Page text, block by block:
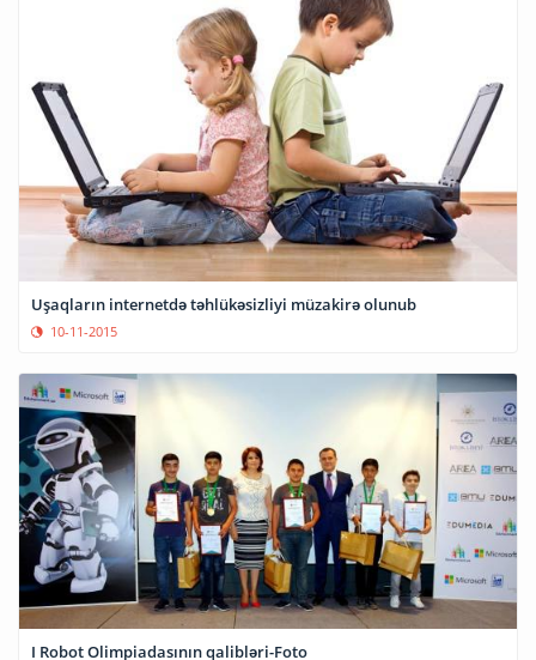
Uşaqların internetdə təhlükəsizliyi müzakirə olunub
10-11-2015
I Robot Olimpiadasının qalibləri-Foto